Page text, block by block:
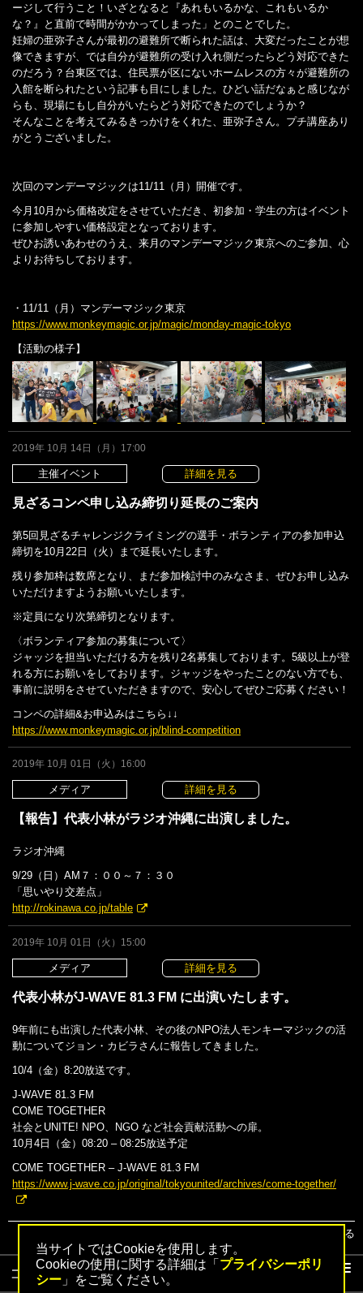
当サイトではCookieを使用します。
Cookieの使用に関する詳細は「 プライバシーポリ
シー」をご覧ください。
ージして行うこと！いざとなると『あれもいるかな、これもいるか
な？』と直前で時間がかかってしまった」とのことでした。
妊婦の亜弥子さんが最初の避難所で断られた話は、大変だったことが想
像できますが、では自分が避難所の受け入れ側だったらどう対応できた
のだろう？台東区では、住民票が区にないホームレスの方々が避難所の
入館を断られたという記事も目にしました。ひどい話だなぁと感じなが
らも、現場にもし自分がいたらどう対応できたのでしょうか？
そんなことを考えてみるきっかけをくれた、亜弥子さん。プチ講座あり
がとうございました。
次回のマンデーマジックは11/11（月）開催です。
今月10月から価格改定をさせていただき、初参加・学生の方はイベント
に参加しやすい価格設定となっております。
ぜひお誘いあわせのうえ、来月のマンデーマジック東京へのご参加、心
よりお待ちしております。
・11/11（月）マンデーマジック東京
https://www.monkeymagic.or.jp/magic/monday-magic-tokyo
【活動の様子】
2019年 10月 14日（月）17:00
主催イベント 詳細を見る
見ざるコンペ申し込み締切り延長のご案内
第5回見ざるチャレンジクライミングの選手・ボランティアの参加申込
締切を10月22日（火）まで延長いたします。
残り参加枠は数席となり、まだ参加検討中のみなさま、ぜひお申し込み
いただけますようお願いいたします。
※定員になり次第締切となります。
〈ボランティア参加の募集について〉
ジャッジを担当いただける方を残り2名募集しております。5級以上が登
れる方にお願いをしております。ジャッジをやったことのない方でも、
事前に説明をさせていただきますので、安心してぜひご応募ください！
コンペの詳細&お申込みはこちら↓↓
https://www.monkeymagic.or.jp/blind-competition
2019年 10月 01日（火）16:00
メディア 詳細を見る
【報告】代表小林がラジオ沖縄に出演しました。
ラジオ沖縄
9/29（日）AM７：００～７：３０
「思いやり交差点」
http://rokinawa.co.jp/table
2019年 10月 01日（火）15:00
メディア 詳細を見る
代表小林がJ-WAVE 81.3 FM に出演いたします。
9年前にも出演した代表小林、その後のNPO法人モンキーマジックの活
動についてジョン・カビラさんに報告してきました。
10/4（金）8:20放送です。
J-WAVE 81.3 FM
COME TOGETHER
社会とUNITE! NPO、NGO など社会貢献活動への扉。
10月4日（金）08:20 – 08:25放送予定
COME TOGETHER – J-WAVE 81.3 FM
https://www.j-wave.co.jp/original/tokyounited/archives/come-together/
▲トップへ戻る
コンテンツ